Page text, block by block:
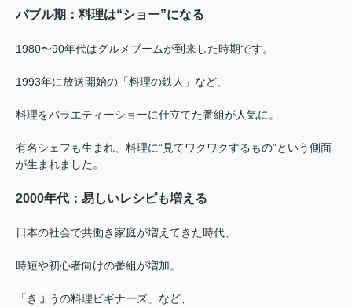
バブル期：料理は“ショー”になる
1980〜90年代はグルメブームが到来した時期です。
1993年に放送開始の「料理の鉄人」など、
料理をバラエティーショーに仕立てた番組が人気に。
有名シェフも生まれ、料理に“見てワクワクするもの”という側面
が生まれました。
2000年代：易しいレシピも増える
日本の社会で共働き家庭が増えてきた時代、
時短や初心者向けの番組が増加。
「きょうの料理ビギナーズ」など、